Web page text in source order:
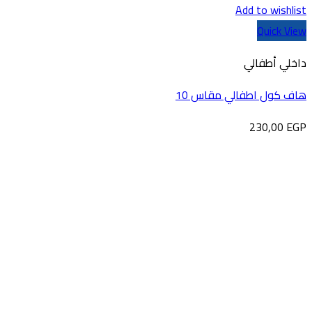
Add to wishlist
Quick View
داخلي أطفالي
هاف كول اطفالي مقاس 10
230,00 EGP